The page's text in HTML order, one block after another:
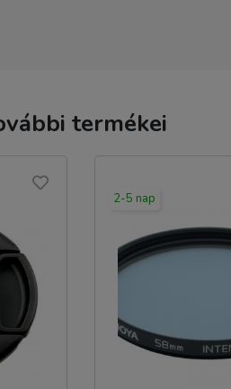
termékei
2-5 nap